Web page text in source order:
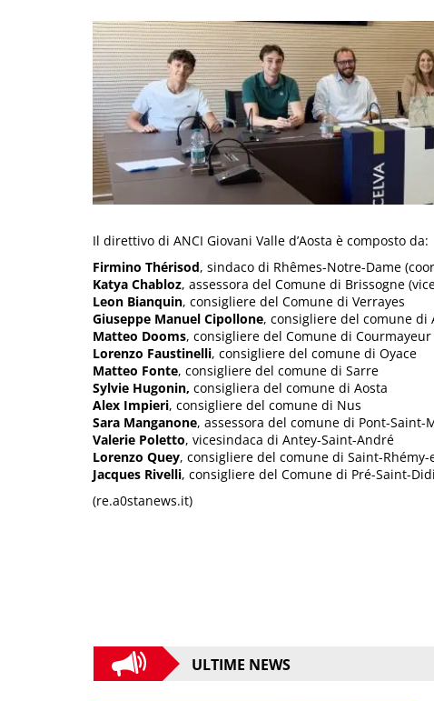
Il direttivo di ANCI Giovani Valle d’Aosta è composto da:
Firmino Thérisod, sindaco di Rhêmes-Notre-Dame
Katya Chabloz, assessora del Comune di Brissogne
Leon Bianquin, consigliere del Comune di Verrayes
Giuseppe Manuel Cipollone, consigliere del comune di
Matteo Dooms, consigliere del Comune di Courmayeur
Lorenzo Faustinelli, consigliere del comune di Oyace
Matteo Fonte, consigliere del comune di Sarre
Sylvie Hugonin, consigliera del comune di Aosta
Alex Impieri, consigliere del comune di Nus
Sara Manganone, assessora del comune di Pont-Saint-
Valerie Poletto, vicesindaca di Antey-Saint-André
Lorenzo Quey, consigliere del comune di Saint-Rhémy-
Jacques Rivelli, consigliere del Comune di Pré-Saint-
(re.a0stanews.it)
ULTIME NEWS